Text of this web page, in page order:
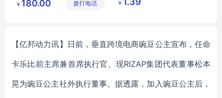
技有限公
￥ 180.00 拨打电话
户外运动露指冰袖
￥
【亿邦动力讯】日前，垂直跨境电商豌豆公主宣布，任命
卡乐比前主席兼首席执行官、现RIZAP集团代表董事松本
晃为豌豆公主社外执行董事。据透露，加入豌豆公主后，